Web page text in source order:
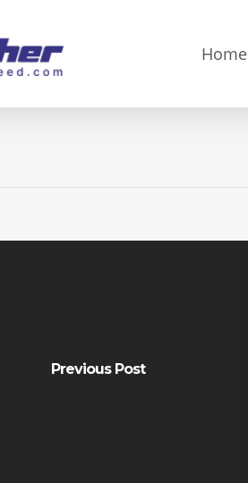
Home
Previous Post